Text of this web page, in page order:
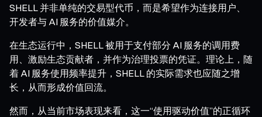
SHELL 并非单纯的交易型代币，而是希望作为连接用户、
开发者与 AI 服务的价值媒介。
在生态运行中，SHELL 被用于支付部分 AI 服务的调用费
用、激励生态贡献者，并作为治理投票的凭证。理论上，随
着 AI 服务使用频率提升，SHELL 的实际需求也应随之增
长，从而形成价值回流。
然而，从当前市场表现来看，这一“使用驱动价值”的正循环